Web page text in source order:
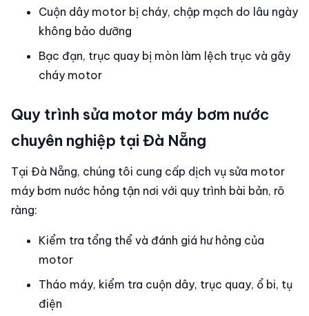
Cuộn dây motor bị cháy, chập mạch do lâu ngày
không bảo dưỡng
Bạc đạn, trục quay bị mòn làm lệch trục và gây
cháy motor
Quy trình sửa motor máy bơm nước
chuyên nghiệp tại Đà Nẵng
Tại Đà Nẵng, chúng tôi cung cấp dịch vụ sửa motor
máy bơm nước hỏng tận nơi với quy trình bài bản, rõ
ràng:
Kiểm tra tổng thể và đánh giá hư hỏng của
motor
Tháo máy, kiểm tra cuộn dây, trục quay, ổ bi, tụ
điện